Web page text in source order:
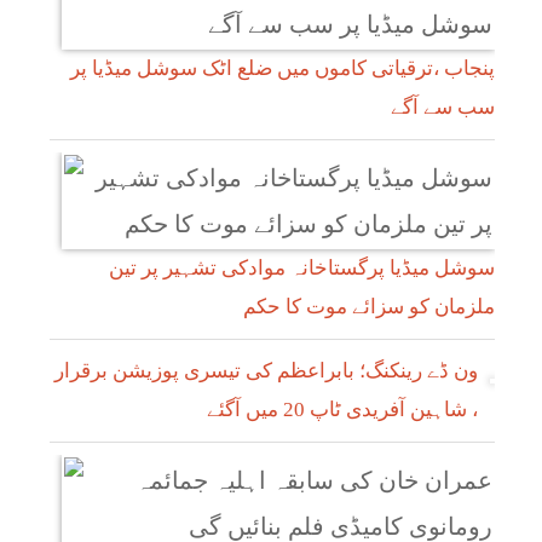
پنجاب ،ترقیاتی کاموں میں ضلع اٹک سوشل میڈیا پر
سب سے آگے
سوشل میڈیا پرگستاخانہ موادکی تشہیر پر تین
ملزمان کو سزائے موت کا حکم
ون ڈے رینکنگ؛ بابراعظم کی تیسری پوزیشن برقرار
، شاہین آفریدی ٹاپ 20 میں آگئے